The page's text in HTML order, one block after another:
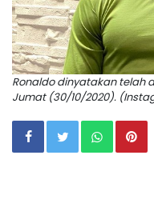
Ronaldo dinyatakan telah
Jumat (30/10/2020).